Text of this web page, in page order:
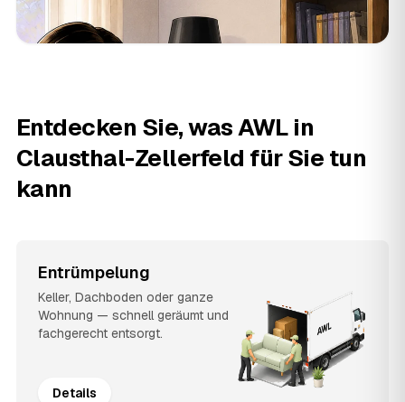
Entdecken Sie, was AWL in
Clausthal-Zellerfeld für Sie tun
kann
Entrümpelung
Keller, Dachboden oder ganze
Wohnung — schnell geräumt und
fachgerecht entsorgt.
Details